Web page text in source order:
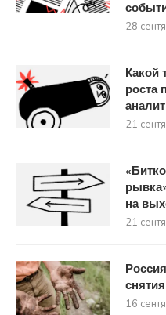
28
Какой
роста
21
на
21
16